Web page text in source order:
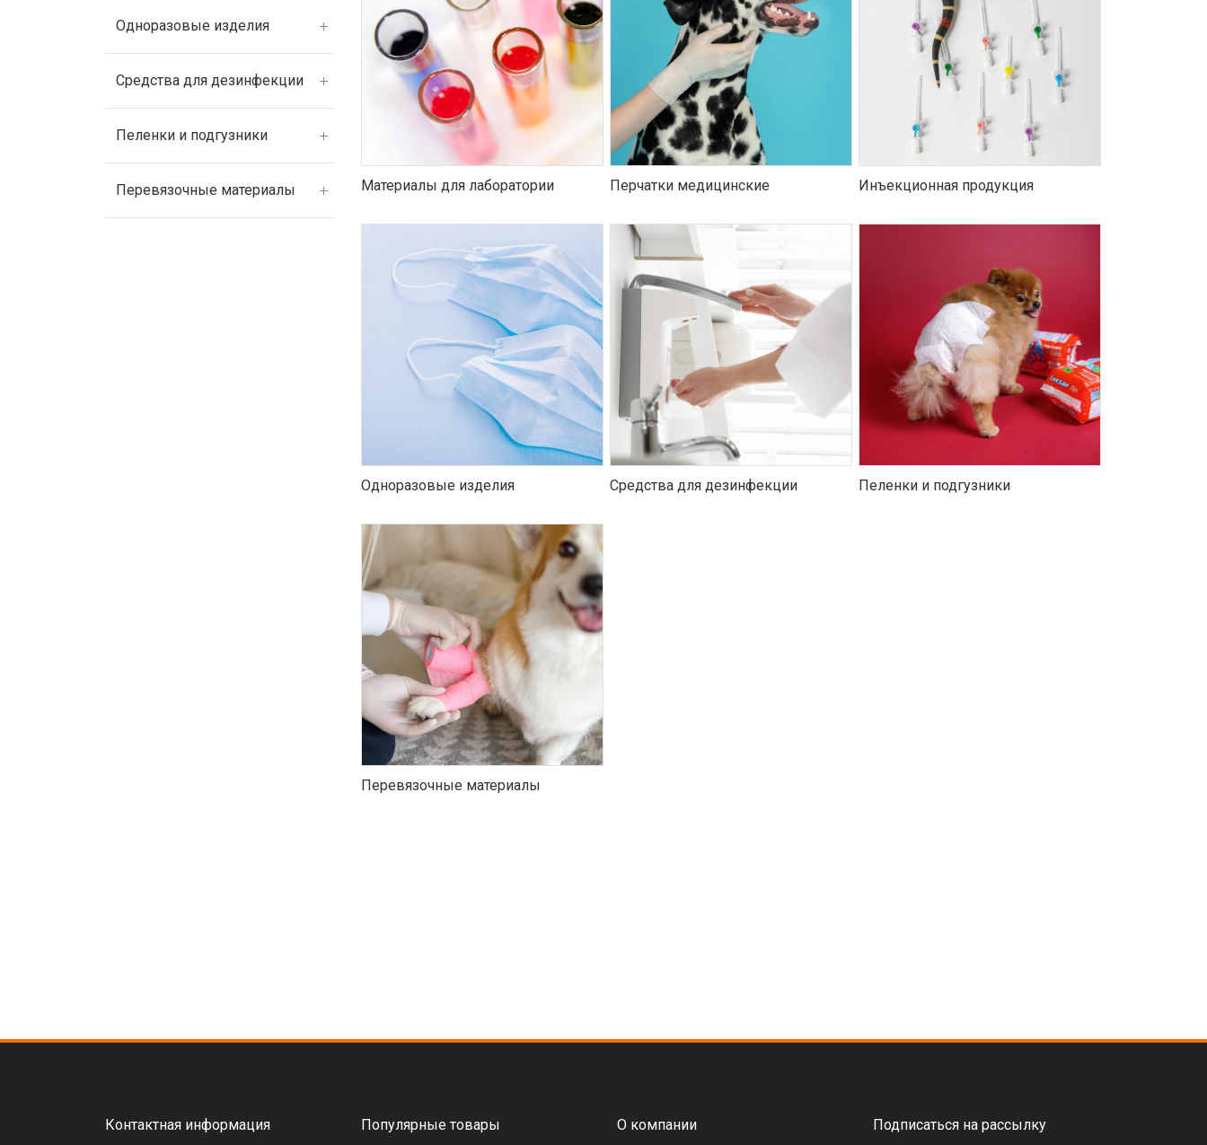
Одноразовые изделия
Средства для дезинфекции
Пеленки и подгузники
Перевязочные материалы Материалы для лаборатории Перчатки медицинские Инъекционная продукция
Одноразовые изделия Средства для дезинфекции Пеленки и подгузники
Перевязочные материалы
Контактная информация Популярные товары О компании Подписаться на рассылку